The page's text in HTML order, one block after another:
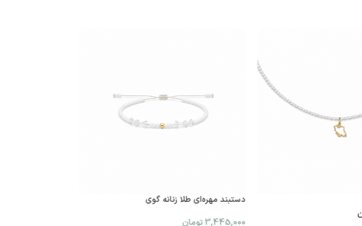
دستبند مهره‌ای طلا زنانه گوی
3,445,000تومان